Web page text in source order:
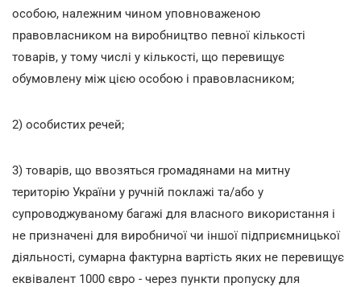
особою, належним чином уповноваженою
правовласником на виробництво певної кількості
товарів, у тому числі у кількості, що перевищує
обумовлену між цією особою і правовласником;
2) особистих речей;
3) товарів, що ввозяться громадянами на митну
територію України у ручній поклажі та/або у
супроводжуваному багажі для власного використання і
не призначені для виробничої чи іншої підприємницької
діяльності, сумарна фактурна вартість яких не перевищує
еквівалент 1000 євро - через пункти пропуску для